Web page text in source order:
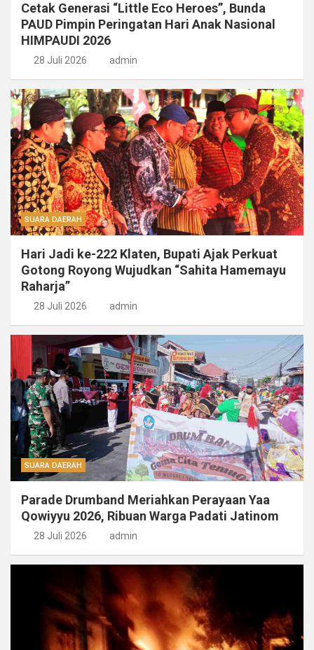
Cetak Generasi “Little Eco Heroes”, Bunda
PAUD Pimpin Peringatan Hari Anak Nasional
HIMPAUDI 2026
28 Juli 2026 admin
SUARA DAERAH
Hari Jadi ke-222 Klaten, Bupati Ajak Perkuat
Gotong Royong Wujudkan “Sahita Hamemayu
Raharja”
28 Juli 2026 admin
SUARA DAERAH
Parade Drumband Meriahkan Perayaan Yaa
Qowiyyu 2026, Ribuan Warga Padati Jatinom
28 Juli 2026 admin